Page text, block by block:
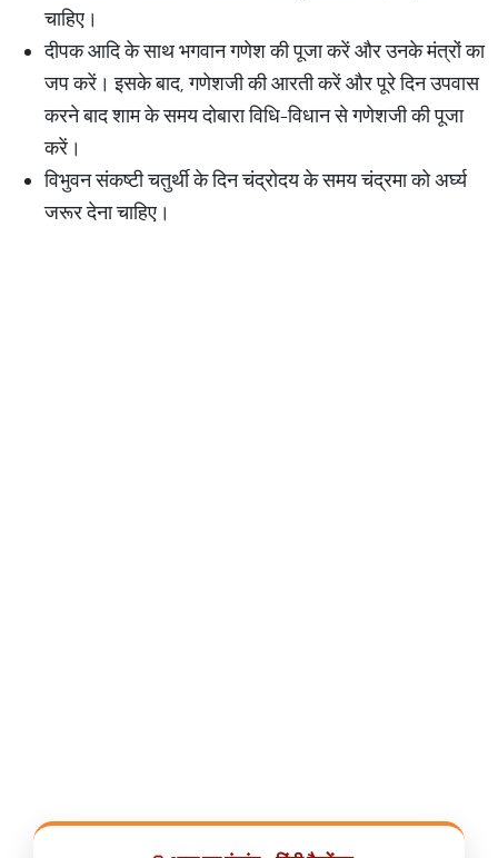
चाहिए।
दीपक आदि के साथ भगवान गणेश की पूजा करें और उनके मंत्रों का
जप करें। इसके बाद, गणेशजी की आरती करें और पूरे दिन उपवास
करने बाद शाम के समय दोबारा विधि-विधान से गणेशजी की पूजा
करें।
विभुवन संकष्टी चतुर्थी के दिन चंद्रोदय के समय चंद्रमा को अर्घ्य
जरूर देना चाहिए।